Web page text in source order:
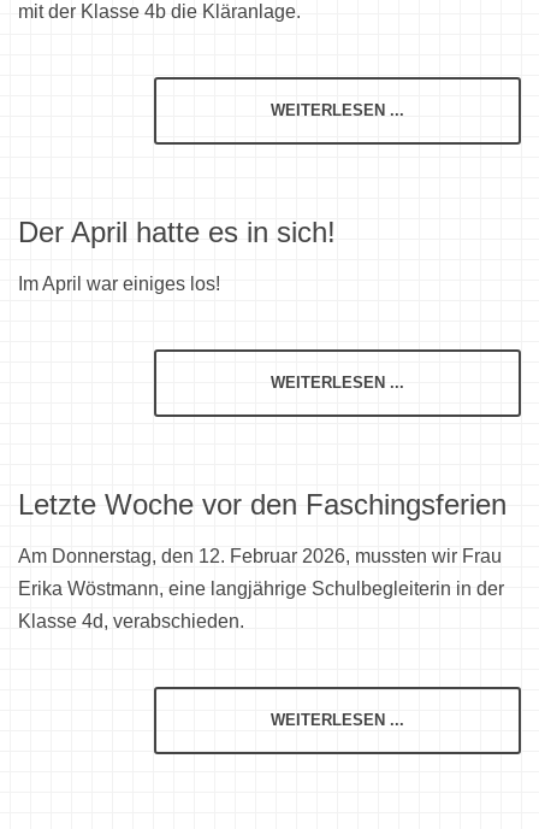
mit der Klasse 4b die Kläranlage.
WEITERLESEN ...
Der April hatte es in sich!
Im April war einiges los!
WEITERLESEN ...
Letzte Woche vor den Faschingsferien
Am Donnerstag, den 12. Februar 2026, mussten wir Frau
Erika Wöstmann, eine langjährige Schulbegleiterin in der
Klasse 4d, verabschieden.
WEITERLESEN ...